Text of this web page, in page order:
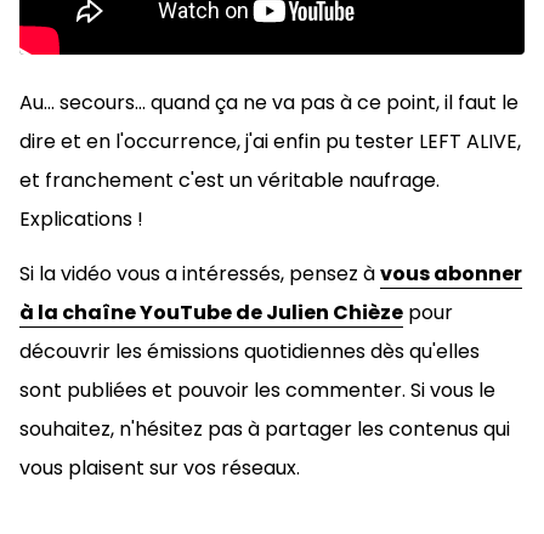
Au... secours... quand ça ne va pas à ce point, il faut le
dire et en l'occurrence, j'ai enfin pu tester LEFT ALIVE,
et franchement c'est un véritable naufrage.
Explications !
Si la vidéo vous a intéressés, pensez àvous abonner
à la chaîne YouTube de Julien Chièze pour
découvrir les émissions quotidiennes dès qu'elles
sont publiées et pouvoir les commenter. Si vous le
souhaitez, n'hésitez pas à partager les contenus qui
vous plaisent sur vos réseaux.